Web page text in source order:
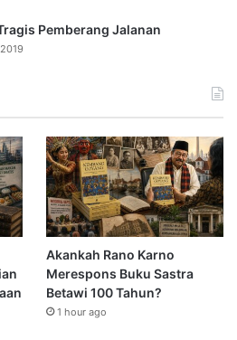
Pemberang Jalanan
Akankah Rano Karno
Merespons Buku Sastra
Betawi 100 Tahun?
1 hour ago